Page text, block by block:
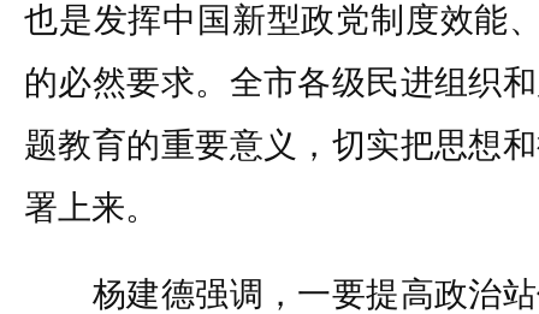
也是发挥中国新型政党制度效能
的必然要求。全市各级民进组织
题教育的重要意义，切实把思想
署上来。
杨建德强调，一要提高政治站